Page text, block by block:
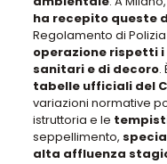
ha recepito queste
Regolamento di
operazione rispetti
sanitari e di decoro.
tabelle ufficiali del
variazioni normative
istruttoria e le
seppellimento,
alta affluenza